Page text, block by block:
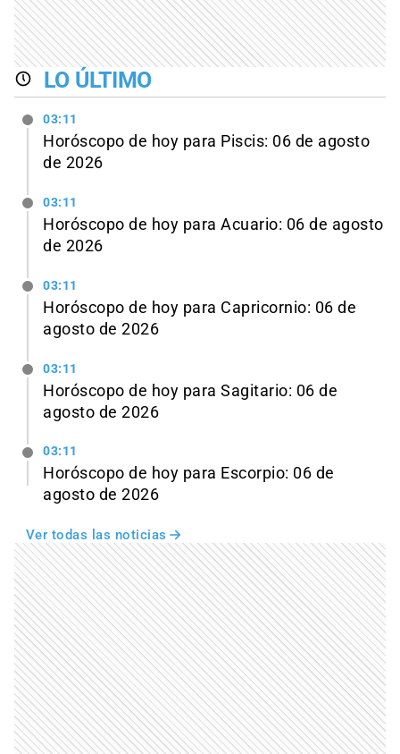
LO ÚLTIMO
03:11
Horóscopo de hoy para Piscis: 06 de agosto
de 2026
03:11
Horóscopo de hoy para Acuario: 06 de agosto
de 2026
03:11
Horóscopo de hoy para Capricornio: 06 de
agosto de 2026
03:11
Horóscopo de hoy para Sagitario: 06 de
agosto de 2026
03:11
Horóscopo de hoy para Escorpio: 06 de
agosto de 2026
Ver todas las noticias